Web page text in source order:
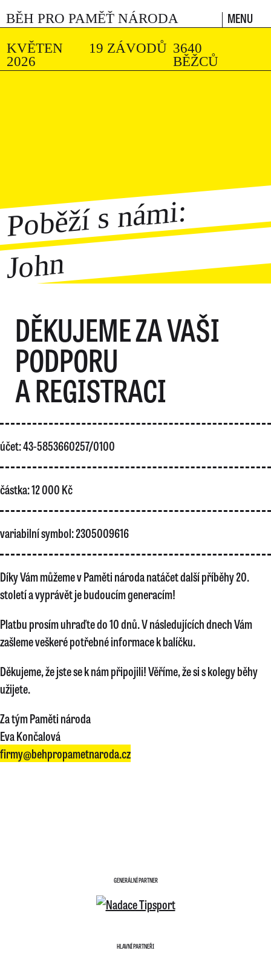
BĚH PRO PAMĚŤ NÁRODA MENU
KVĚTEN
2026
19 ZÁVODŮ 3640
BĚŽCŮ
Poběží s námi:
John
DĚKUJEME ZA VAŠI
PODPORU
A REGISTRACI
účet: 43-5853660257/0100
částka: 12 000 Kč
variabilní symbol: 2305009616
Díky Vám můžeme v Paměti národa natáčet další příběhy 20.
století a vyprávět je budoucím generacím!
Platbu prosím uhraďte do 10 dnů. V následujících dnech Vám
zašleme veškeré potřebné informace k balíčku.
Děkujeme, že jste se k nám připojili! Věříme, že si s kolegy běhy
užijete.
Za tým Paměti národa
Eva Končalová
firmy@behpropametnaroda.cz
GENERÁLNÍ PARTNER
HLAVNÍ PARTNEŘI